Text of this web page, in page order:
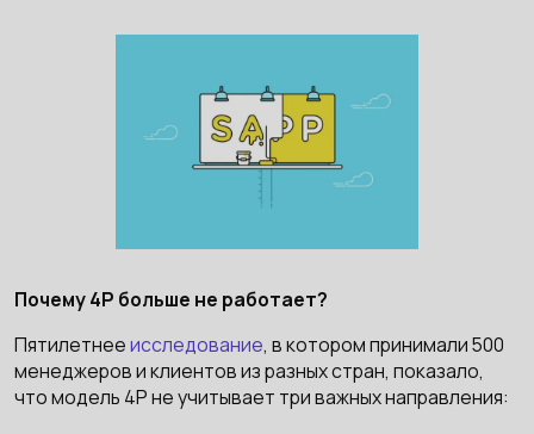
Почему 4P больше не работает?
Пятилетнееисследование, в котором принимали 500
менеджеров и клиентов из разных стран, показало,
что модель 4P не учитывает три важных направления: